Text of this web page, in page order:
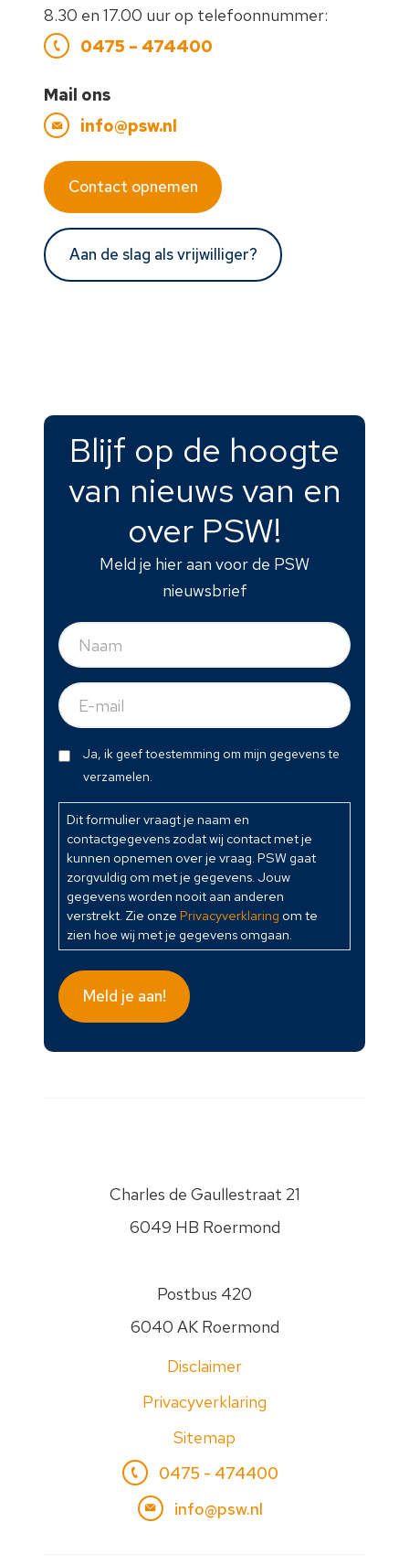
8.30 en 17.00 uur op telefoonnummer:
0475 – 474400
Mail ons
info@psw.nl
Contact opnemen
Aan de slag als vrijwilliger?
Blijf op de hoogte
van nieuws van en
over PSW!
Meld je hier aan voor de PSW
nieuwsbrief
Naam
E-
mail
Dit
formulier
je
naam
en
contactgegevens
zodat
wij
contact
met
je
kunnen
Privacyverklaring
Ja, ik geef toestemming om mijn gegevens te
verzamelen.
Dit formulier vraagt je naam en
contactgegevens zodat wij contact met je
kunnen opnemen over je vraag. PSW gaat
zorgvuldig om met je gegevens. Jouw
gegevens worden nooit aan anderen
verstrekt. Zie onze Privacyverklaring om te
zien hoe wij met je gegevens omgaan.
Meld je aan!
Charles de Gaullestraat 21
6049 HB Roermond
Postbus 420
6040 AK Roermond
Disclaimer
Privacyverklaring
Sitemap
0475 - 474400
info@psw.nl